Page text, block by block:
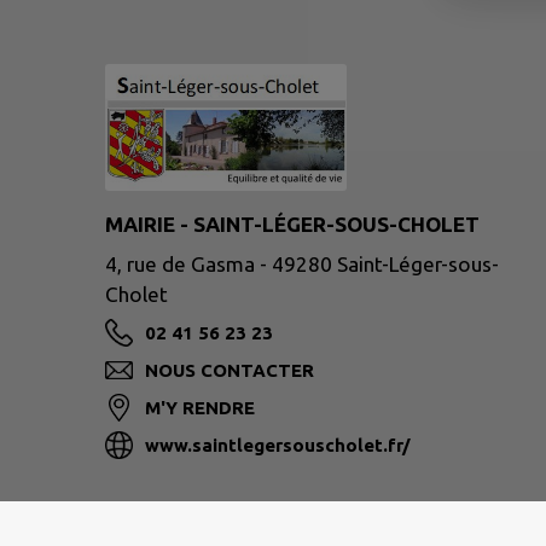
MAIRIE - SAINT-LÉGER-SOUS-CHOLET
4, rue de Gasma - 49280 Saint-Léger-sous-
Cholet
02 41 56 23 23
NOUS CONTACTER
M'Y RENDRE
www.saintlegersouscholet.fr/